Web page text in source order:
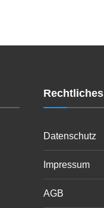
Rechtliches
Datenschutz
Impressum
AGB